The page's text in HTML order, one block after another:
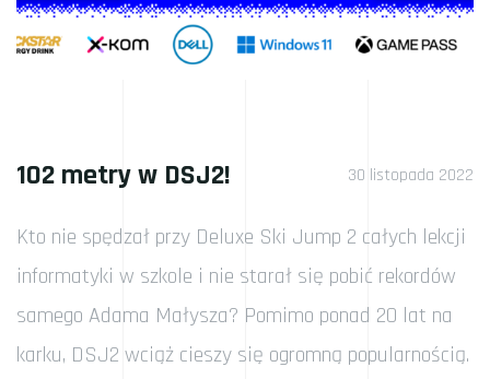
102 metry w DSJ2! 30 listopada 2022
Kto nie spędzał przy Deluxe Ski Jump 2 całych lekcji
informatyki w szkole i nie starał się pobić rekordów
samego Adama Małysza? Pomimo ponad 20 lat na
karku, DSJ2 wciąż cieszy się ogromną popularnością.